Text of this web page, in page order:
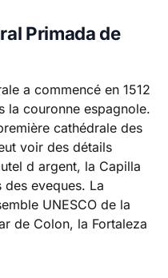
Primada de
a commencé en 1512
la couronne espagnole.
cathédrale des
voir des détails
d argent, la Capilla
eveques. La
UNESCO de la
de Colon, la Fortaleza